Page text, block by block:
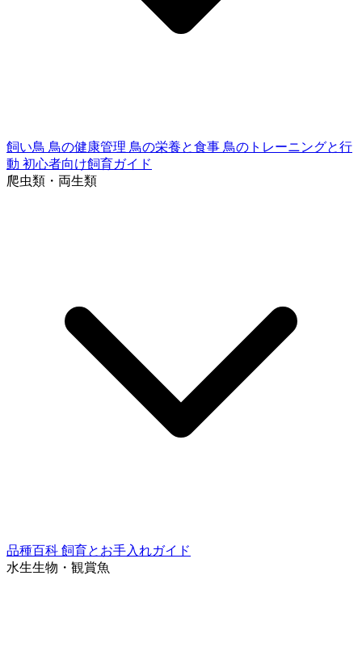
飼い鳥 鳥の健康管理 鳥の栄養と食事 鳥のトレーニングと行
動 初心者向け飼育ガイド
爬虫類・両生類
品種百科 飼育とお手入れガイド
水生生物・観賞魚